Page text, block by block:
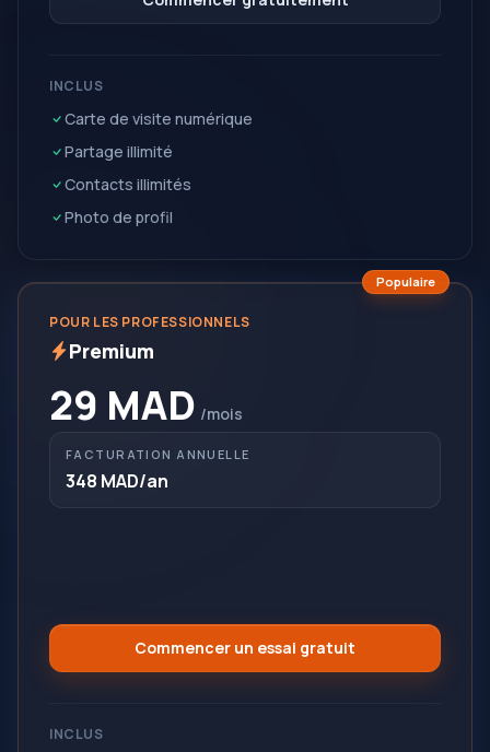
INCLUS
Carte de visite numérique
Partage illimité
Contacts illimités
Photo de profil
Populaire
POUR LES PROFESSIONNELS
Premium
29 MAD /mois
FACTURATION ANNUELLE
348 MAD/an
Commencer un essai gratuit
INCLUS